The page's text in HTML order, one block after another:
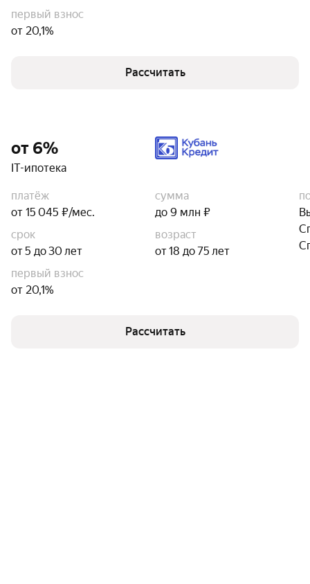
первый взнос
от 20,1%
Рассчитать
от 6%
IT-ипотека
платёж
от 15 045 ₽/мес.
сумма
до 9 млн ₽
срок
от 5 до 30 лет
возраст
от 18 до 75 лет
первый взнос
от 20,1%
Рассчитать